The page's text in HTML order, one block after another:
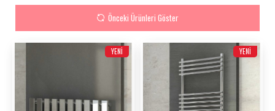
Önceki Ürünleri Göster
YENI YENI